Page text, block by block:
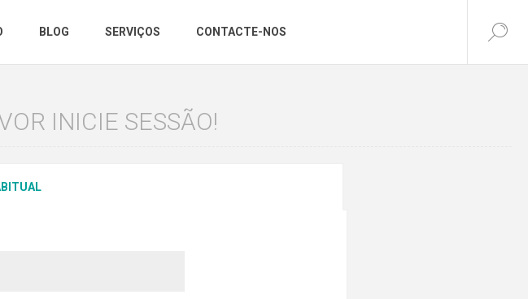
BLOG SERVIÇOS CONTACTE-NOS
INICIE SESSÃO!